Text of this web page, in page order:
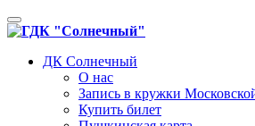
Toggle
navigation
ДК Солнечный
О нас
Запись в кружки
Купить билет